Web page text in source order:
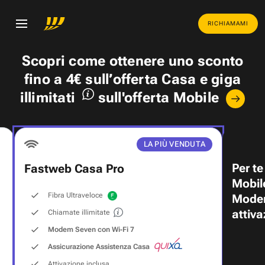
RICHIAMAMI
Scopri come ottenere uno sconto
fino a 4€ sull’offerta Casa egiga
illimitati
sull'offerta Mobile
LA PIÙ VENDUTA
Fastweb Casa Pro
Fibra Ultraveloce
Chiamate illimitate
Modem Seven con Wi‑Fi 7
Assicurazione Assistenza Casa
Per